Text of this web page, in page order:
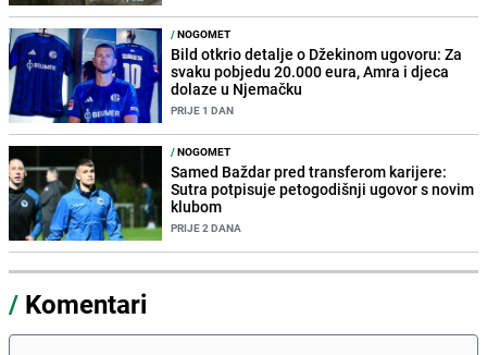
/NOGOMET
Bild otkrio detalje o Džekinom ugovoru: Za
svaku pobjedu 20.000 eura, Amra i djeca
dolaze u Njemačku
PRIJE 1 DAN
/NOGOMET
Samed Baždar pred transferom karijere:
Sutra potpisuje petogodišnji ugovor s novim
klubom
PRIJE 2 DANA
/ Komentari